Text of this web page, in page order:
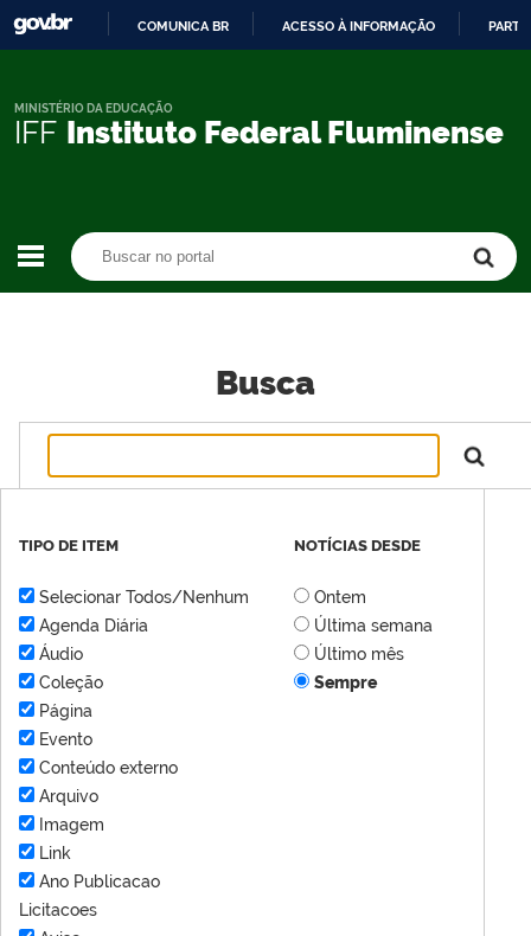
CONTEÚDO
COMUNICA BR ACESSO À INFORMAÇÃO
IFF Instituto Federal Fluminense
MINISTÉRIO DA EDUCAÇÃO
Busca
TIPO DE ITEM
Selecionar Todos/Nenhum
Agenda Diária
Áudio
Coleção
Página
Evento
Conteúdo externo
Arquivo
Imagem
Link
Ano Publicacao
Licitacoes
NOTÍCIAS DESDE
Ontem
Última semana
Último mês
Sempre